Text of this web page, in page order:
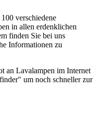
verschiedene
in allen erdenklichen
finden Sie bei uns
Informationen zu
an Lavalampen im Internet
um noch schneller zur